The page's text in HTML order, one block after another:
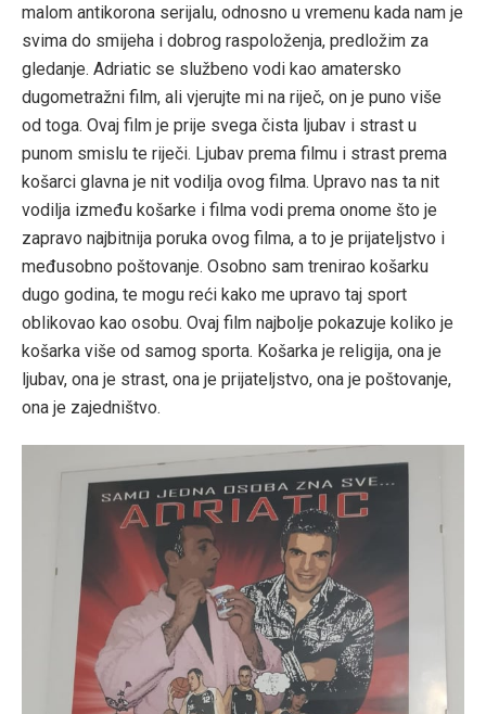
malom antikorona serijalu, odnosno u vremenu kada nam je
svima do smijeha i dobrog raspoloženja, predložim za
gledanje. Adriatic se službeno vodi kao amatersko
dugometražni film, ali vjerujte mi na riječ, on je puno više
od toga. Ovaj film je prije svega čista ljubav i strast u
punom smislu te riječi. Ljubav prema filmu i strast prema
košarci glavna je nit vodilja ovog filma. Upravo nas ta nit
vodilja između košarke i filma vodi prema onome što je
zapravo najbitnija poruka ovog filma, a to je prijateljstvo i
međusobno poštovanje. Osobno sam trenirao košarku
dugo godina, te mogu reći kako me upravo taj sport
oblikovao kao osobu. Ovaj film najbolje pokazuje koliko je
košarka više od samog sporta. Košarka je religija, ona je
ljubav, ona je strast, ona je prijateljstvo, ona je poštovanje,
ona je zajedništvo.